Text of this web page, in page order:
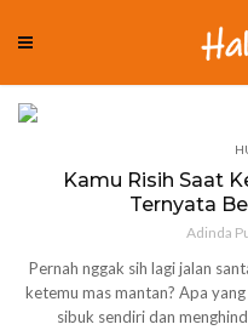
Kamu Risih Saat
Ternyata
Adinda
Pernah nggak sih lagi jalan
ketemu mas mantan? Apa
sibuk sendiri dan